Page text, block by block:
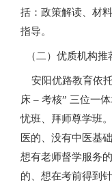
括：政策解读、材
指导。
（二）优质机构推
安阳优路教育依
床 – 考核” 三位一
忧班、拜师尊学班
医的、没有中医基
想有老师督学服务
的、想在考前得到